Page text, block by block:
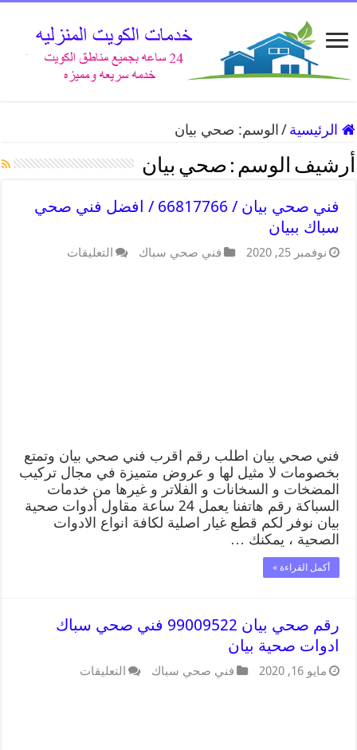
الرئيسية / الوسم: صحي بيان
أرشيف الوسم : صحي بيان
فني صحي بيان / 66817766 / افضل فني صحي
سباك ببيان
نوفمبر 25, 2020 فني صحي سباك التعليقات
فني صحي بيان اطلب رقم اقرب فني صحي بيان وتمتع
بخصومات لا مثيل لها و عروض متميزة في مجال تركيب
المضخات و السخانات و الفلاتر و غيرها من خدمات
السباكة رقم هاتفنا يعمل 24 ساعة مقاول أدوات صحية
بيان نوفر لكم قطع غيار اصلية لكافة انواع الادوات
الصحية ، يمكنك …
أكمل القراءة »
رقم صحي بيان 99009522 فني صحي سباك
ادوات صحية بيان
مايو 16, 2020 فني صحي سباك التعليقات